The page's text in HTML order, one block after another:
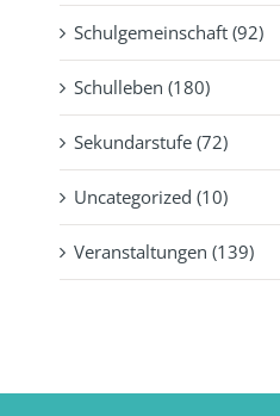
Schulgemeinschaft (92)
Schulleben (180)
Sekundarstufe (72)
Uncategorized (10)
Veranstaltungen (139)